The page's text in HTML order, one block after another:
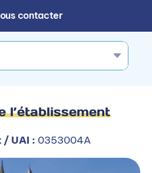
contacter
l’établissement
/ UAI : 0353004A